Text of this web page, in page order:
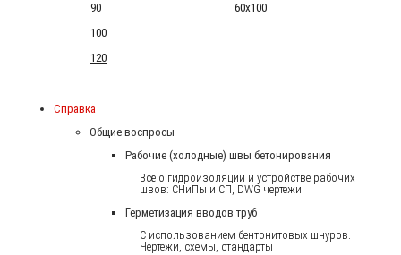
90
60x100
100
120
Справка
Общие воспросы
Рабочие (холодные) швы бетонирования
Всё о гидроизоляции и устройстве рабочих
швов: СНиПы и СП, DWG чертежи
Герметизация вводов труб
С использованием бентонитовых шнуров.
Чертежи, схемы, стандарты